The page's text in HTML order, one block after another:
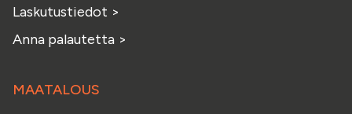
Laskutustiedot >
Anna palautetta >
MAATALOUS